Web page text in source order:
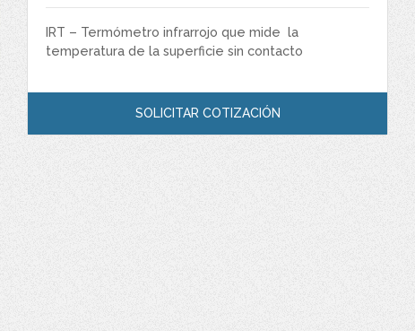
IRT – Termómetro infrarrojo que mide la
temperatura de la superficie sin contacto
SOLICITAR COTIZACIÓN